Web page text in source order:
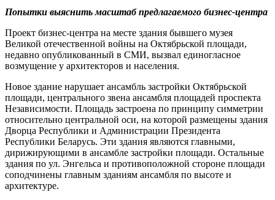
Попытки выяснить масштаб предлагаемого бизнес-центра
Проект бизнес-центра на месте здания бывшего музея
Великой отечественной войны на Октябрьской площади,
недавно опубликованный в СМИ, вызвал единогласное
возмущение у архитекторов и населения.
Новое здание нарушает ансамбль застройки Октябрьской
площади, центрального звена ансамбля площадей проспекта
Независимости. Площадь застроена по принципу симметрии
относительно центральной оси, на которой размещены здания
Дворца Республики и Администрации Президента
Республики Беларусь. Эти здания являются главными,
дирижирующими в ансамбле застройки площади. Остальные
здания по ул. Энгельса и противоположной стороне площади
соподчинены главным зданиям ансамбля по высоте и
архитектуре.